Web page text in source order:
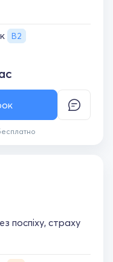
B2
поспіху, страху